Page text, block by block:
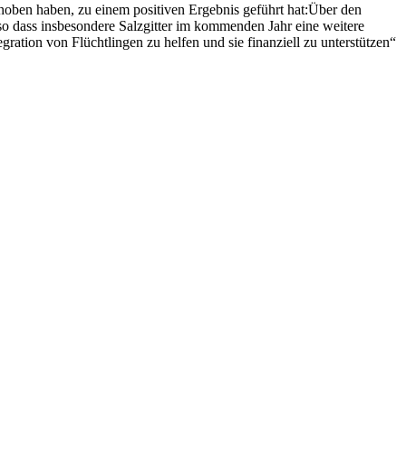
haben, zu einem positiven Ergebnis geführt hat:Über den
insbesondere Salzgitter im kommenden Jahr eine weitere
von Flüchtlingen zu helfen und sie finanziell zu unterstützen“